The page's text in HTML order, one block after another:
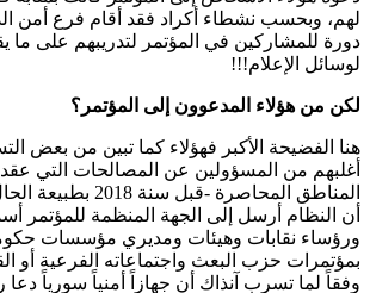
لهم، وبحسب نشطاء أكراد فقد أقام فرع أمن
دورة للمشاركين في المؤتمر لتدريبهم على ما
لوسائل الإعلام!!!
لكن من هؤلاء المدعوون إلى المؤتمر؟
هنا الفضيحة الأكبر فهؤلاء كما تبين من بعض
أغلبهم من المسؤولين عن المصالحات التي
المناطق المحاصرة -قبل
أن النظام أرسل إلى الجهة المنظمة للمؤتمر
ورؤساء نقابات وهيئات ومديري مؤسسات
بمؤتمرات حزب البعث واجتماعاته الفرعية أو
وفقاً لما تسرب آنذاك أن جهازاً أمنياً سورياً